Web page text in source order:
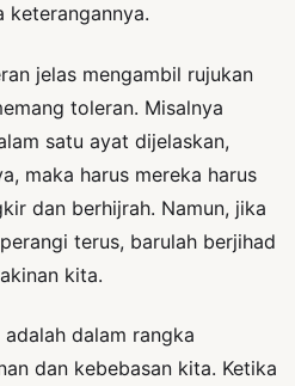
keterangannya.
jelas mengambil rujukan
toleran. Misalnya
satu ayat dijelaskan,
maka harus mereka harus
dan berhijrah. Namun, jika
terus, barulah berjihad
kita.
dalam rangka
dan kebebasan kita. Ketika